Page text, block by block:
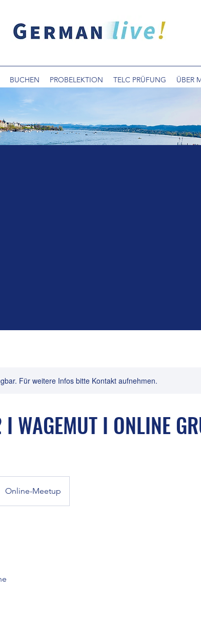
BUCHEN PROBELEKTION TELC PRÜFUNG ÜBER
Für weitere Infos bitte Kontakt aufnehmen.
WAGEMUT I ONLINE
Online-Meetup